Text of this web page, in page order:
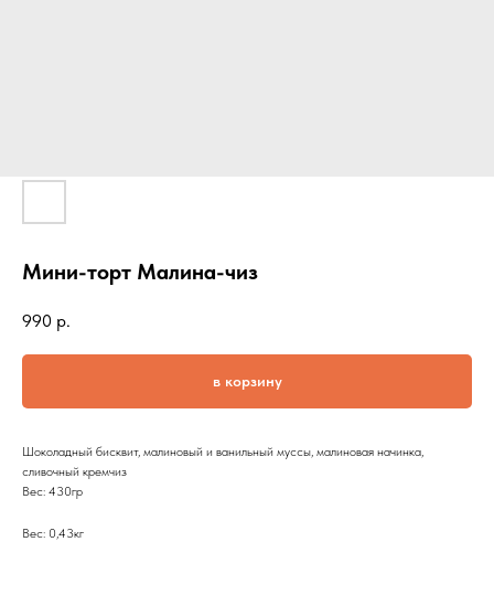
Мини-торт Малина-чиз
990 р.
в корзину
Шоколадный бисквит, малиновый и ванильный муссы, малиновая начинка,
сливочный кремчиз
Вес: 430гр
Вес: 0,43кг